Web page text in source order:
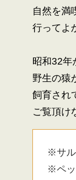
自然を満
行ってよ
昭和32年
野生の猿
飼育され
ご覧頂け
※サ
※ペ